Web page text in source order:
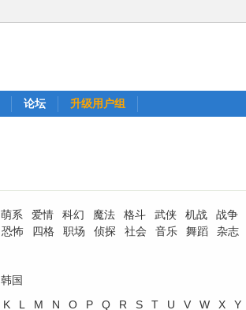
论坛 升级用户组
萌系 爱情 科幻 魔法 格斗 武侠 机战 战争
恐怖 四格 职场 侦探 社会 音乐 舞蹈 杂志
韩国
K L M N O P Q R S T U V W X Y